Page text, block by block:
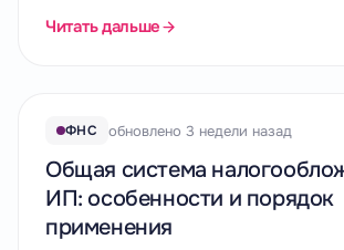
Читать дальше
ФНС обновлено 3 недели назад
Общая система
ИП: особенности и порядок
применения